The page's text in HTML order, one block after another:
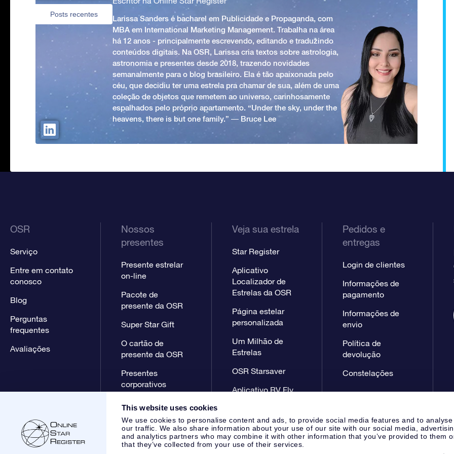
This website uses cookies
We use cookies to personalise content and ads, to provide social media features and to analyse
our traffic. We also share information about your use of our site with our social media,
and analytics partners who may combine it with other information that you’ve provided to them
that they’ve collected from your use of their services.
Posts recentes
Larissa Sanders é bacharel em Publicidade e Propaganda, com
MBA em International Marketing Management. Trabalha na área
há 12 anos - principalmente escrevendo, editando e traduzindo
conteúdos digitais. Na OSR, Larissa cria textos sobre astrologia,
astronomia e presentes desde 2018, trazendo novidades
semanalmente para o blog brasileiro. Ela é tão apaixonada pelo
céu, que decidiu ter uma estrela pra chamar de sua, além de uma
coleção de objetos que remetem ao universo, carinhosamente
espalhados pelo próprio apartamento. “Under the sky, under the
heavens, there is but one family.” ― Bruce Lee
OSR
Serviço
Entre em contato
conosco
Blog
Perguntas
frequentes
Avaliações
Nossos
presentes
Presente estrelar
on-line
Pacote de
presente da OSR
Super Star Gift
O cartão de
presente da OSR
Presentes
corporativos
Veja sua estrela
Star Register
Aplicativo
Localizador de
Estrelas da OSR
Página estelar
personalizada
Um Milhão de
Estrelas
OSR Starsaver
Aplicativo RV Fly
Pedidos e
entregas
Login de clientes
Informações de
pagamento
Informações de
envio
Política de
devolução
Constelações